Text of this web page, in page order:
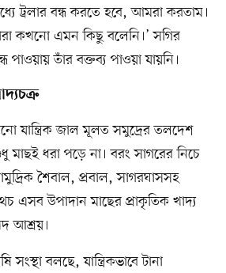
ট্রলার বন্ধ করতে হবে, আমরা করতাম।
কখনো এমন কিছু বলেনি।’ সগির
তাঁর বক্তব্য পাওয়া যায়নি।
যান্ত্রিক জাল মূলত সমুদ্রের তলদেশ
মাছই ধরা পড়ে না। বরং সাগরের নিচে
শৈবাল, প্রবাল, সাগরঘাসসহ
এসব উপাদান মাছের প্রাকৃতিক খাদ্য
আশ্রয়।
বলছে, যান্ত্রিকভাবে টানা